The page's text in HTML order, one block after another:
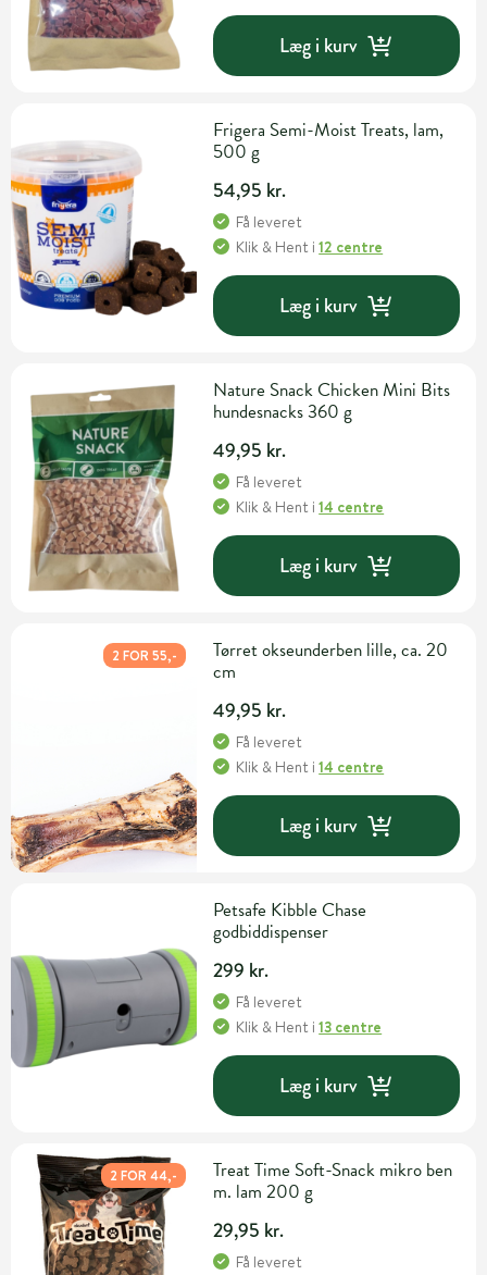
Læg i kurv
Frigera Semi-Moist Treats, lam,
500 g
54,95 kr.
Få leveret
Klik & Hent i12 centre
Læg i kurv
Nature Snack Chicken Mini Bits
hundesnacks 360 g
49,95 kr.
Få leveret
Klik & Hent i14 centre
Læg i kurv
2 FOR 55,-
Tørret okseunderben lille, ca. 20
cm
49,95 kr.
Få leveret
Klik & Hent i14 centre
Læg i kurv
Petsafe Kibble Chase
godbiddispenser
299 kr.
Få leveret
Klik & Hent i13 centre
Læg i kurv
2 FOR 44,-
Treat Time Soft-Snack mikro ben
m. lam 200 g
29,95 kr.
Få leveret